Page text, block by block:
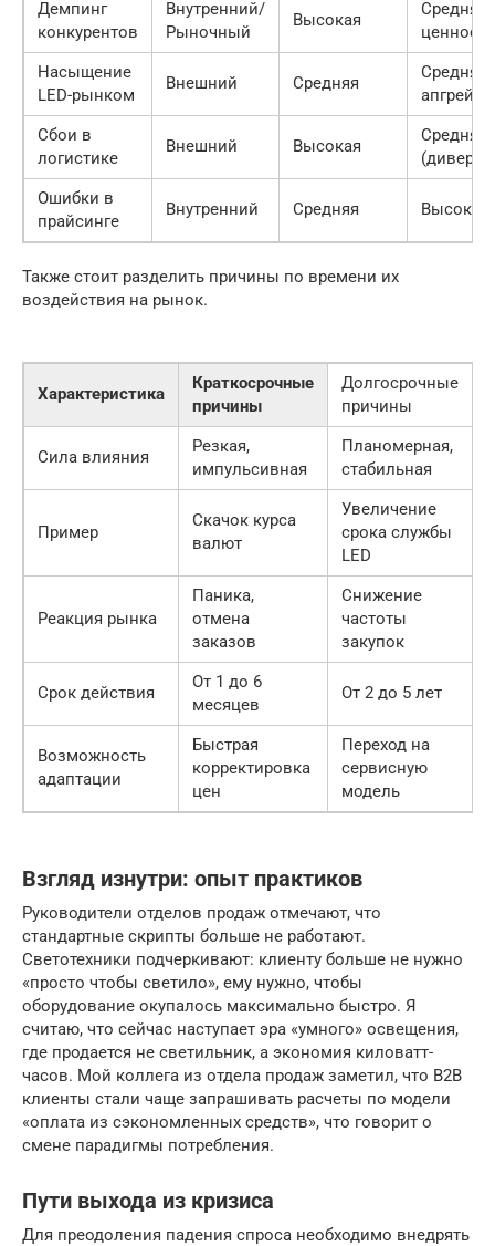
Демпинг
конкурентов
Внутренний/
Рыночный
Высокая
Средняя
Насыщение
LED-рынком
Внешний Средняя
Средняя
апгрейд)
Сбои в
логистике
Внешний Высокая
Средняя
Ошибки в
прайсинге
Внутренний Средняя Высокая
Также стоит разделить причины по времени их
воздействия на рынок.
Характеристика
Краткосрочные
причины
Долгосрочные
причины
Сила влияния
Резкая,
импульсивная
Планомерная,
стабильная
Пример
Скачок курса
валют
Увеличение
срока службы
LED
Реакция рынка
Паника,
отмена
заказов
Снижение
частоты
закупок
Срок действия
От 1 до 6
месяцев
От 2 до 5 лет
Возможность
адаптации
Быстрая
корректировка
цен
Переход на
сервисную
модель
Взгляд изнутри: опыт практиков
Руководители отделов продаж отмечают, что
стандартные скрипты больше не работают.
Светотехники подчеркивают: клиенту больше не нужно
«просто чтобы светило», ему нужно, чтобы
оборудование окупалось максимально быстро. Я
считаю, что сейчас наступает эра «умного» освещения,
где продается не светильник, а экономия киловатт-
часов. Мой коллега из отдела продаж заметил, что B2B
клиенты стали чаще запрашивать расчеты по модели
«оплата из сэкономленных средств», что говорит о
смене парадигмы потребления.
Пути выхода из кризиса
Для преодоления падения спроса необходимо внедрять